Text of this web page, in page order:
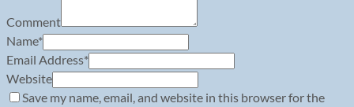
Comment
Name*
Email Address*
Website
Save my name, email, and website in this browser for the